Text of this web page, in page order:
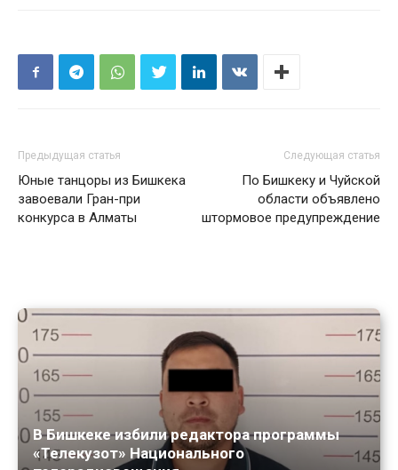
Предыдущая статья
Юные танцоры из Бишкека
завоевали Гран-при
конкурса в Алматы
Следующая статья
По Бишкеку и Чуйской
области объявлено
штормовое предупреждение
В Бишкеке избили редактора программы
«Телекузот» Национального